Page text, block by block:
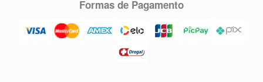
Formas de Pagamento